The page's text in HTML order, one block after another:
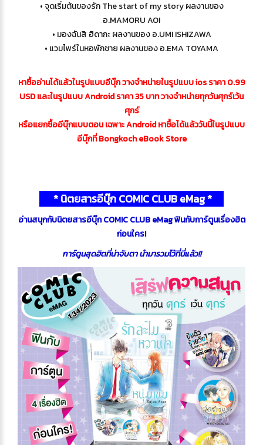
• จุดเริ่มต้นของรัก The start of my story ผลงานของ
อ.MAMORU AOI
• มองฉันสิ ฮิดากะ ผลงานของ อ.UMI ISHIZAWA
• แวมไพร์ในหอพักชาย ผลงานของ อ.EMA TOYAMA
หาซื้ออ่านได้แล้วในรูปแบบอีบุ๊ก วางจำหน่ายในรูปแบบ ios ราคา 0.99
USD และในรูปแบบ Android ราคา 35 บาท วางจำหน่ายทุกวันศุกร์เว้น
ศุกร์
หรือแยกซื้ออีบุ๊กแบบตอน เฉพาะ Android หาซื้อได้แล้ววันนี้ในรูปแบบ
อีบุ๊กที่ Bongkoch eBook Store
* นิตยสารอีบุ๊ก COMIC CLUB eMag *
อ่านสนุกกับนิตยสารอีบุ๊ก COMIC CLUB eMag ฟินกับการ์ตูนเรื่องฮิต
ก่อนใคร!
การ์ตูนสุดฮิตที่น่าจับตา นำมารวมไว้ที่นี่แล้ว!!